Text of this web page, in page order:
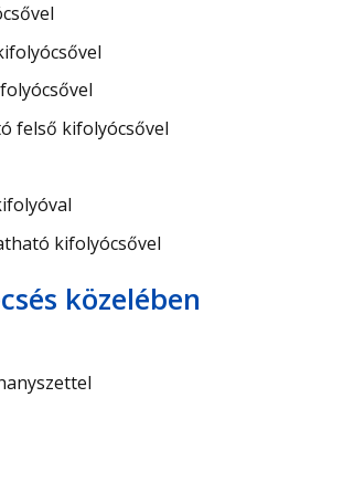
felső kifolyócsővel
kifolyócsővel
közelében